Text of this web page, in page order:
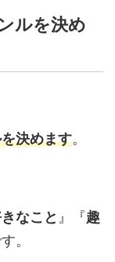
ルを決め
決めます。
なこと 』『趣
。